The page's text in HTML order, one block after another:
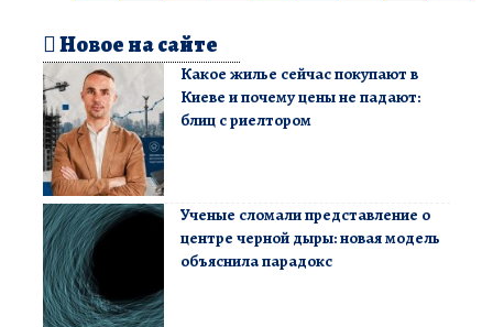
Новое на сайте
Какое жилье сейчас покупают в
Киеве и почему цены не падают:
блиц с риелтором
Ученые сломали представление о
центре черной дыры: новая модель
объяснила парадокс